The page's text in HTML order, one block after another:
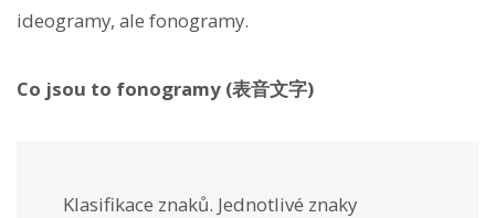
ideogramy, ale fonogramy.
Co jsou to fonogramy (表音文字)
Klasifikace znaků. Jednotlivé znaky